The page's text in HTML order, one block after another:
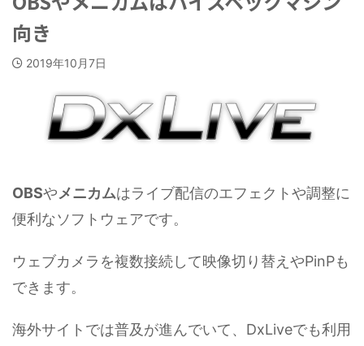
向き
2019年10月7日
OBSやメニカムはライブ配信のエフェクトや調整に
便利なソフトウェアです。
ウェブカメラを複数接続して映像切り替えやPinPも
できます。
海外サイトでは普及が進んでいて、DxLiveでも利用